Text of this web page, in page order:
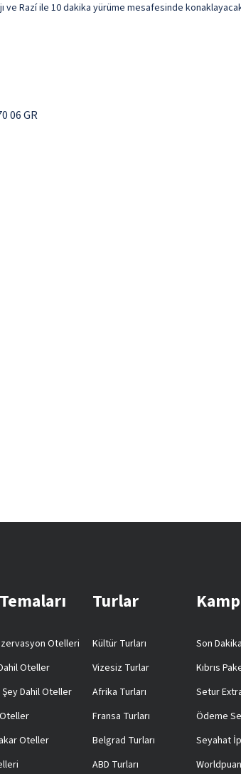
Razí ile 10 dakika yürüme mesafesinde
06 GR
Otelleri
Oteller
Dahil Oteller
Oteller
Turlar
Kültür Turları
Vizesiz Turlar
Afrika Turları
Fransa Turları
Belgrad Turları
ABD Turları
Son
Kıbrıs
Setur
Ödeme
Seyahat